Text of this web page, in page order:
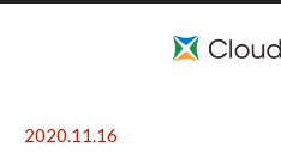
2020.11.16